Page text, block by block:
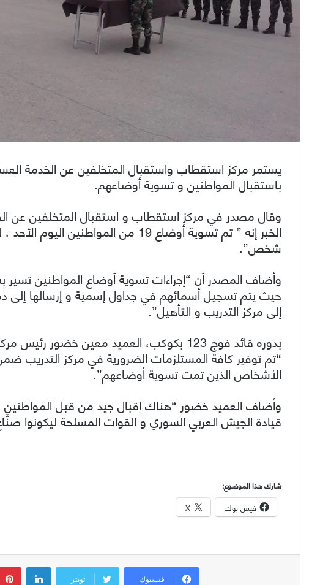
يستمر مركز استقطاب واستقبال المتخلفين عن الخدمة
باستقبال المواطنين و تسوية أوضاعهم.
وقال مصدر في مركز استقطاب و استقبال المتخلفين عن
شخص”.
وأضاف المصدر أن “إجراءات تسوية أوضاع المواطنين
حيث يتم تسجيل أسمائهم في جداول إسمية و إرسالها
إلى مركز التدريب و التأهيل”.
بدوره قائد فوج 123 بكوكب، العميد معين خضور
“تم توفير كافة المستلزمات الضرورية في مركز التدريب
الأشخاص الذين تمت تسوية أوضاعهم”.
وأضاف العميد خضور “هناك إقبال جيد من قبل
قيادة الجيش العربي السوري و القوات المسلحة ليكونوا
شارك هذا الموضوع:
فيس بوك X
فيسبوك تويتر
لينكدإن